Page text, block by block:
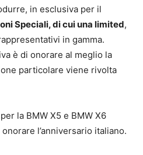
in esclusiva per il
Speciali, di cui una limited,
in gamma.
è di onorare al meglio la
particolare viene rivolta
la BMW X5 e BMW X6
l’anniversario italiano.